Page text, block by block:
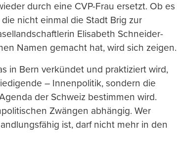
durch eine CVP-Frau ersetzt. Ob es
nicht einmal die Stadt Brig zur
Elisabeth Schneider-
Namen gemacht hat, wird sich zeigen.
in Bern verkündet und praktiziert wird,
– Innenpolitik, sondern die
der Schweiz bestimmen wird.
Zwängen abhängig. Wer
ist, darf nicht mehr in den